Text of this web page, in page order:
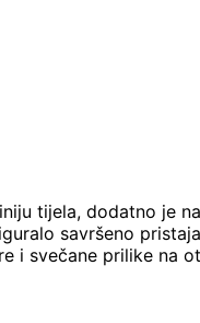
tijela, dodatno je
savršeno
i svečane prilike na